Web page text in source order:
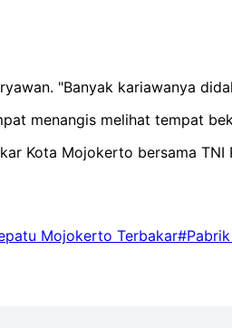
"Banyak kariawanya
menangis melihat tempat
Kota Mojokerto bersama
Mojokerto Terbakar